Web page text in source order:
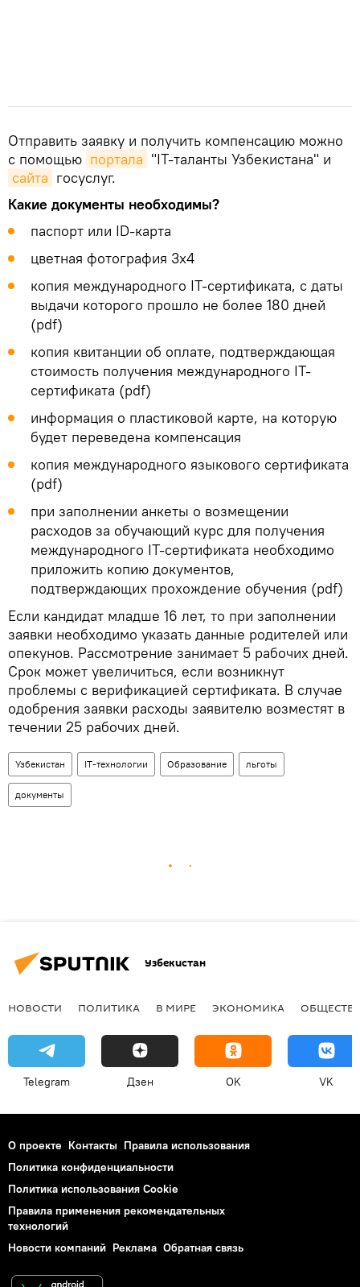
Отправить заявку и получить компенсацию можно
с помощью портала "IT-таланты Узбекистана" и
сайта госуслуг.
Какие документы необходимы?
паспорт или ID-карта
цветная фотография 3x4
копия международного IT-сертификата, с даты
выдачи которого прошло не более 180 дней
(pdf)
копия квитанции об оплате, подтверждающая
стоимость получения международного IT-
сертификата (pdf)
информация о пластиковой карте, на которую
будет переведена компенсация
копия международного языкового сертификата
(pdf)
при заполнении анкеты о возмещении
расходов за обучающий курс для получения
международного IT-сертификата необходимо
приложить копию документов,
подтверждающих прохождение обучения (pdf)
Если кандидат младше 16 лет, то при заполнении
заявки необходимо указать данные родителей или
опекунов. Рассмотрение занимает 5 рабочих дней.
Срок может увеличиться, если возникнут
проблемы с верификацией сертификата. В случае
одобрения заявки расходы заявителю возместят в
течении 25 рабочих дней.
Узбекистан IT-технологии Образование льготы
документы
Узбекистан
НОВОСТИ ПОЛИТИКА В МИРЕ ЭКОНОМИКА
Telegram Дзен OK VK
О проекте Контакты Правила использования
Политика конфиденциальности
Политика использования Cookie
Правила применения рекомендательных
технологий
Новости компаний Реклама Обратная связь